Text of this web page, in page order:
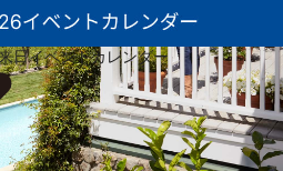
日イベントカレンダー